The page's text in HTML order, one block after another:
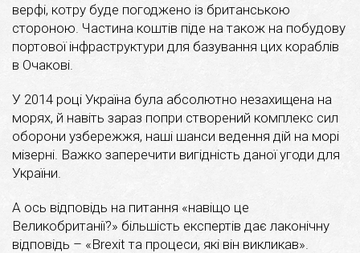
верфі, котру буде погоджено із британською
стороною. Частина коштів піде на також на побудову
портової інфраструктури для базування цих кораблів
в Очакові.
У 2014 році Україна була абсолютно незахищена на
морях, й навіть зараз попри створений комплекс сил
оборони узбережжя, наші шанси ведення дій на морі
мізерні. Важко заперечити вигідність даної угоди для
України.
А ось відповідь на питання «навіщо це
Великобританії?» більшість експертів дає лаконічну
відповідь – «Brexit та процеси, які він викликав».